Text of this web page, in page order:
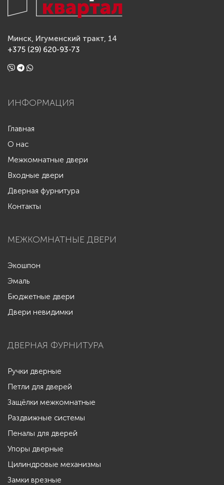
Минск, Игуменский тракт, 14
+375 (29) 620-93-73
ИНФОРМАЦИЯ
Главная
О нас
Межкомнатные двери
Входные двери
Дверная фурнитура
Контакты
МЕЖКОМНАТНЫЕ ДВЕРИ
Экошпон
Эмаль
Бюджетные двери
Двери невидимки
ДВЕРНАЯ ФУРНИТУРА
Ручки дверные
Петли для дверей
Защёлки межкомнатные
Раздвижные системы
Пеналы для дверей
Упоры дверные
Цилиндровые механизмы
Замки врезные